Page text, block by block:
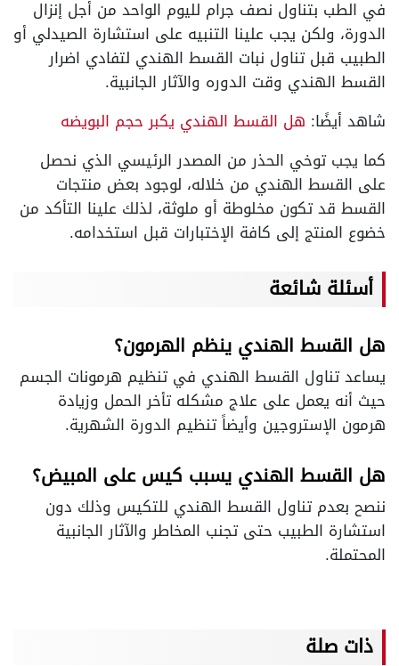
في الطب بتناول نصف جرام لليوم الواحد من أجل إنزال
الدورة، ولكن يجب علينا التنبيه على استشارة الصيدلي أو
الطبيب قبل تناول نبات القسط الهندي لتفادي اضرار
القسط الهندي وقت الدوره والآثار الجانبية.
شاهد أيضًا: هل القسط الهندي يكبر حجم البويضه
كما يجب توخي الحذر من المصدر الرئيسي الذي نحصل
على القسط الهندي من خلاله، لوجود بعض منتجات
القسط قد تكون مخلوطة أو ملوثة، لذلك علينا التأكد من
خضوع المنتج إلى كافة الإختبارات قبل استخدامه.
أسئلة شائعة
هل القسط الهندي ينظم الهرمون؟
يساعد تناول القسط الهندي في تنظيم هرمونات الجسم
حيث أنه يعمل على علاج مشكله تأخر الحمل وزيادة
هرمون الإستروجين وأيضاً تنظيم الدورة الشهرية.
هل القسط الهندي يسبب كيس على المبيض؟
ننصح بعدم تناول القسط الهندي للتكيس وذلك دون
استشارة الطبيب حتى تجنب المخاطر والآثار الجانبية
المحتملة.
ذات صلة